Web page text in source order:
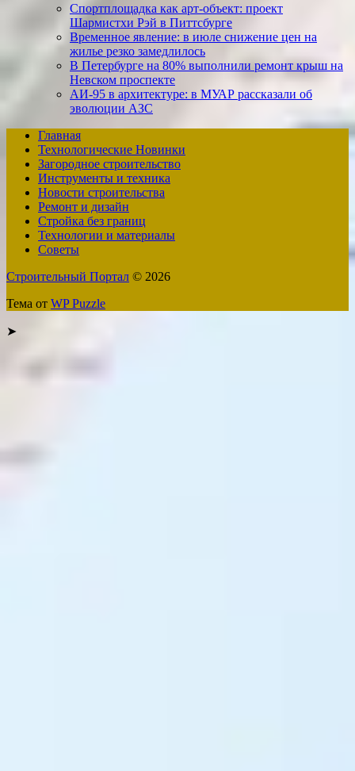
Спортплощадка как арт-объект: проект
Шармистхи Рэй в Питтсбурге
Временное явление: в июле снижение цен на
жилье резко замедлилось
В Петербурге на 80% выполнили ремонт крыш на
Невском проспекте
АИ-95 в архитектуре: в МУАР рассказали об
эволюции АЗС
Главная
Технологические Новинки
Загородное строительство
Инструменты и техника
Новости строительства
Ремонт и дизайн
Стройка без границ
Технологии и материалы
Советы
Строительный Портал © 2026
Тема от WP Puzzle
➤